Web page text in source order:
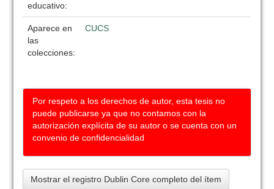
educativo:
Aparece en
las
colecciones:
CUCS
Por respeto a los derechos de autor, esta tesis no
puede publicarse ya que no contamos con la
autorización explícita de su autor o se cuenta con un
convenio de confidencialidad
Mostrar el registro Dublin Core completo del ítem